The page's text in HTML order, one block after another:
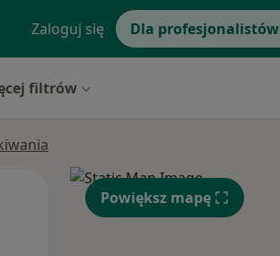
Zaloguj się Dla profesjonalistów
filtrów
Śr, Czw,
Powiększ mapę